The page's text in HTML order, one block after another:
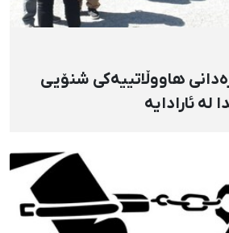
هاووڵاتییەکی شنۆیی
لە ئارادایە